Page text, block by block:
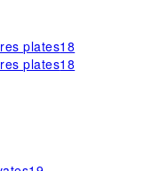
plates18
plates18